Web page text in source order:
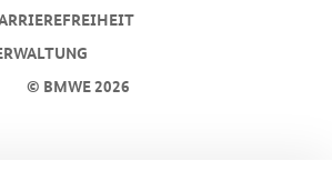
© BMWE 2026